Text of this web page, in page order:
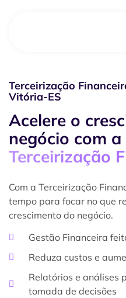
Terceirização
Vitória-ES
Acelere o
negócio com a
Terceirização
Com a Terceirização
tempo para focar no que
crescimento do negócio.
Gestão Financeira
Reduza custos e
Relatórios e análises
tomada de decisões